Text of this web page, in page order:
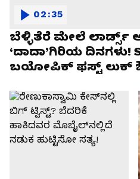
ಬೆಳ್ಳಿತೆರೆ ಮೇಲೆ ಲಾರ್ಡ್ಸ್
‘ದಾದಾ’ಗಿರಿಯ ದಿನಗಳು!
ಬಯೋಪಿಕ್‌ ಫಸ್ಟ್ ಲುಕ್
02:35